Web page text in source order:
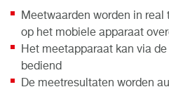
Meetwaarden worden in
op het mobiele apparaat
Het meetapparaat kan via
bediend
De meetresultaten worden